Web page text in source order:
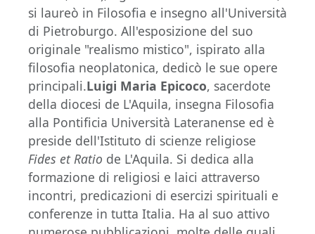
si laureò in Filosofia e insegno all'Università
di Pietroburgo. All'esposizione del suo
originale "realismo mistico", ispirato alla
filosofia neoplatonica, dedicò le sue opere
principali.Luigi Maria Epicoco, sacerdote
della diocesi de L'Aquila, insegna Filosofia
alla Pontificia Università Lateranense ed è
preside dell'Istituto di scienze religiose
Fides et Ratio de L'Aquila. Si dedica alla
formazione di religiosi e laici attraverso
incontri, predicazioni di esercizi spirituali e
conferenze in tutta Italia. Ha al suo attivo